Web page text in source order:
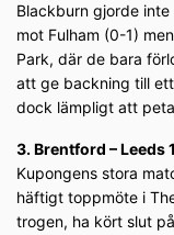
Blackburn gjorde
mot Fulham (0-1)
Park, där de bara
att ge backning till
dock lämpligt att
3. Brentford – Leeds 1
Kupongens stora
häftigt toppmöte i
trogen, ha kört slut